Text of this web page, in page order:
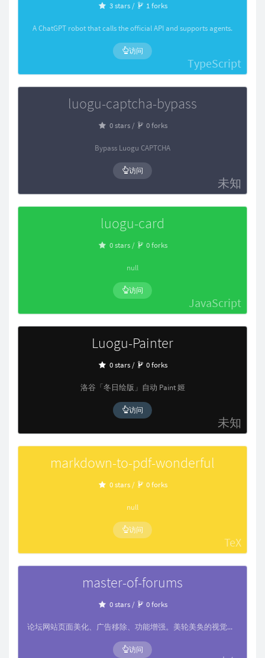
TypeScript
3 stars / 1 forks
A ChatGPT robot that calls the official API and supports agents.
访问
未知
luogu-captcha-bypass
0 stars / 0 forks
Bypass Luogu CAPTCHA
访问
JavaScript
luogu-card
0 stars / 0 forks
null
访问
未知
Luogu-Painter
0 stars / 0 forks
洛谷「冬日绘版」自动 Paint 姬
访问
TeX
markdown-to-pdf-wonderful
0 stars / 0 forks
null
访问
master-of-forums
0 stars / 0 forks
论坛网站页面美化、广告移除、功能增强。美轮美奂的视觉享受，安然恬静的论坛时光……
访问